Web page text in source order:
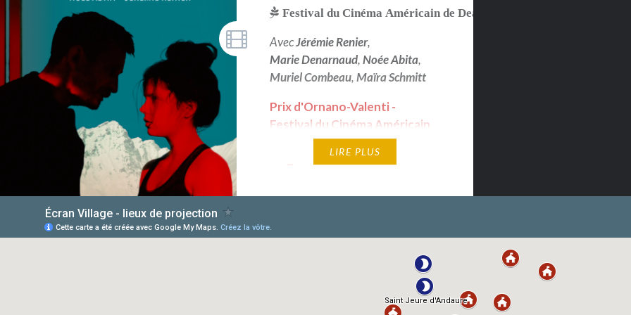
Festival du Cinéma Américain de Deauville 2020
AvecJérémie Renier,
Marie Denarnaud,Noée Abita,
Muriel Combeau,Maïra Schmitt
Prix d'Ornano-Valenti -
Festival du Cinéma Américain
de Deauville 2020 — Valois
Magelis des étudiants -
d'Angoulême 2020 —
l'année, Noée Abita - Lumières
LIRE PLUS